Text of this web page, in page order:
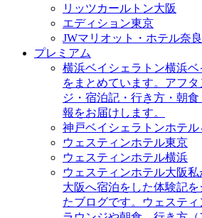
リッツカールトン大阪
エディション東京
JWマリオット・ホテル奈良
プレミアム
横浜ベイシェラトン横浜ベ
をまとめています。アフ
ジ・宿泊記・行き方・朝
報をお届けします。
神戸ベイシェラトンホテ
ウェスティンホテル東京
ウェスティンホテル横浜
ウェスティンホテル大阪私
大阪へ宿泊をした体験記
たブログです。ウェステ